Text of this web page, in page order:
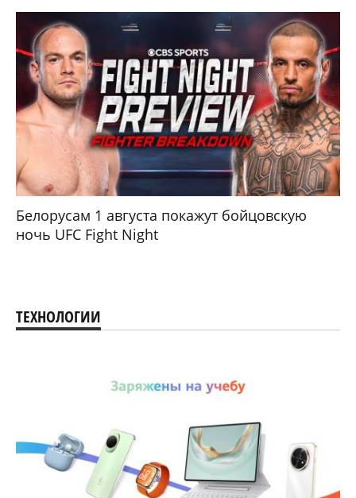
Белорусам 1 августа покажут бойцовскую
ночь UFC Fight Night
ТЕХНОЛОГИИ